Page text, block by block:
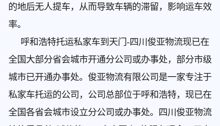
的地后无人提车，从而导致车辆的滞留，影响运车效
率。
呼和浩特托运私家车到天门 -四川俊亚物流现已在
全国大部分省会城市开通分公司或办事处，部分市级
城市已开通办事处。俊亚物流有限公司是一家专注于
私家车托运的公司，公司总部位于呼和浩特，现已在
全国各省会城市设立分公司或办事处。四川俊亚物流